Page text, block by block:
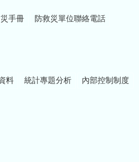
手冊 防救災單位聯絡電話
料 統計專題分析 內部控制制度